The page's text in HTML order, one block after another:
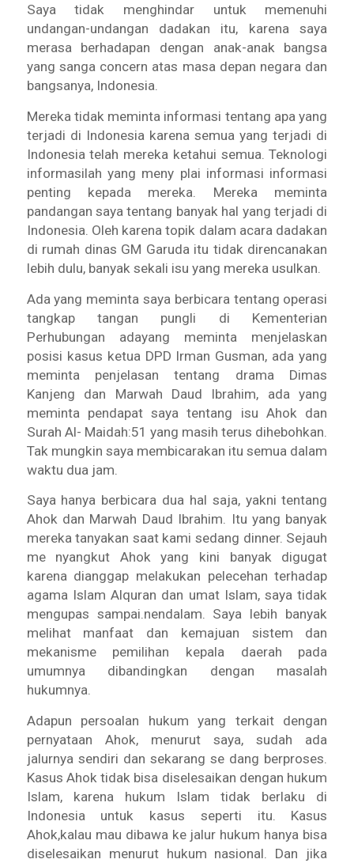
Saya tidak menghindar untuk memenuhi
undangan-undangan dadakan itu, karena saya
merasa berhadapan dengan anak-anak bangsa
yang sanga concern atas masa depan negara dan
bangsanya, Indonesia.
Mereka tidak meminta informasi tentang apa yang
terjadi di Indonesia karena semua yang terjadi di
Indonesia telah mereka ketahui semua. Teknologi
informasilah yang meny plai informasi informasi
penting kepada mereka. Mereka meminta
pandangan saya tentang banyak hal yang terjadi di
Indonesia. Oleh karena topik dalam acara dadakan
di rumah dinas GM Garuda itu tidak direncanakan
lebih dulu, banyak sekali isu yang mereka usulkan.
Ada yang meminta saya berbicara tentang operasi
tangkap tangan pungli di Kementerian
Perhubungan adayang meminta menjelaskan
posisi kasus ketua DPD Irman Gusman, ada yang
meminta penjelasan tentang drama Dimas
Kanjeng dan Marwah Daud Ibrahim, ada yang
meminta pendapat saya tentang isu Ahok dan
Surah Al- Maidah:51 yang masih terus dihebohkan.
Tak mungkin saya membicarakan itu semua dalam
waktu dua jam.
Saya hanya berbicara dua hal saja, yakni tentang
Ahok dan Marwah Daud Ibrahim. Itu yang banyak
mereka tanyakan saat kami sedang dinner. Sejauh
me nyangkut Ahok yang kini banyak digugat
karena dianggap melakukan pelecehan terhadap
agama Islam Alquran dan umat Islam, saya tidak
mengupas sampai.nendalam. Saya lebih banyak
melihat manfaat dan kemajuan sistem dan
mekanisme pemilihan kepala daerah pada
umumnya dibandingkan dengan masalah
hukumnya.
Adapun persoalan hukum yang terkait dengan
pernyataan Ahok, menurut saya, sudah ada
jalurnya sendiri dan sekarang se dang berproses.
Kasus Ahok tidak bisa diselesaikan dengan hukum
Islam, karena hukum Islam tidak berlaku di
Indonesia untuk kasus seperti itu. Kasus
Ahok,kalau mau dibawa ke jalur hukum hanya bisa
diselesaikan menurut hukum nasional. Dan jika